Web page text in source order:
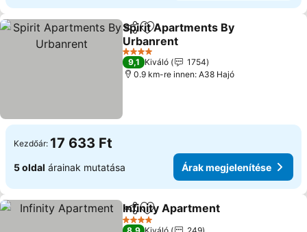
Megosztás
Hozzáadás a kedvencekhez
Spirit Apartments By
Urbanrent
4 Kategória
9,1 Kiváló
1754
0.9 km-re innen: A38 Hajó
Kezdőár: 17 633 Ft
5 oldal árainak mutatása Árak megjelenítése
Megosztás
Hozzáadás a kedvencekhez
Infinity Apartment
4 Kategória